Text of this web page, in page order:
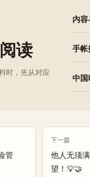
读
时，先从对应
内容
手帐
中国
管
下一篇
他人无须
望！💡🤝